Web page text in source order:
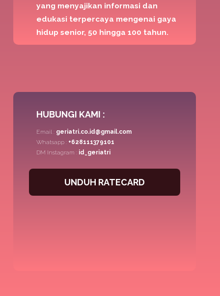
yang menyajikan informasi dan
edukasi terpercaya mengenai gaya
hidup senior, 50 hingga 100 tahun.
HUBUNGI KAMI :
Email : geriatri.co.id@gmail.com
Whatsapp : +628111379101
DM Instagram : id_geriatri
UNDUH RATECARD